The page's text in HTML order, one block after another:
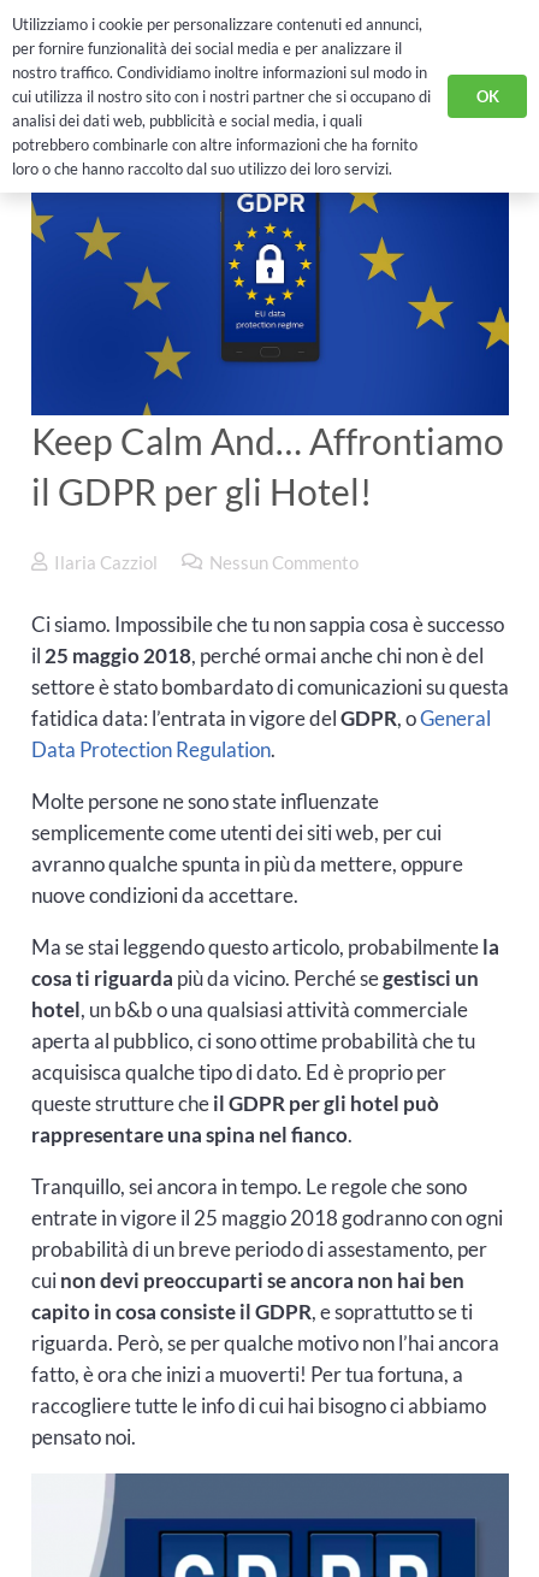
RICHIEDI DEMO
Keep Calm And… Affrontiamo
il GDPR per gli Hotel!
Ilaria Cazziol Nessun Commento
Ci siamo. Impossibile che tu non sappia cosa è successo
il 25 maggio 2018, perché ormai anche chi non è del
settore è stato bombardato di comunicazioni su questa
fatidica data: l’entrata in vigore delGDPR, oGeneral
Data Protection Regulation.
Molte persone ne sono state influenzate
semplicemente come utenti dei siti web, per cui
avranno qualche spunta in più da mettere, oppure
nuove condizioni da accettare.
Ma se stai leggendo questo articolo, probabilmentela
cosa ti riguarda più da vicino. Perché segestisci un
hotel, un b&b o una qualsiasi attività commerciale
aperta al pubblico, ci sono ottime probabilità che tu
acquisisca qualche tipo di dato. Ed è proprio per
queste strutture cheil GDPR per gli hotel può
rappresentare una spina nel fianco.
Tranquillo, sei ancora in tempo. Le regole che sono
entrate in vigore il 25 maggio 2018 godranno con ogni
probabilità di un breve periodo di assestamento, per
cuinon devi preoccuparti se ancora non hai ben
capito in cosa consiste il GDPR, e soprattutto se ti
riguarda. Però, se per qualche motivo non l’hai ancora
fatto, è ora che inizi a muoverti! Per tua fortuna, a
raccogliere tutte le info di cui hai bisogno ci abbiamo
pensato noi.
Utilizziamo i cookie per personalizzare contenuti ed annunci,
per fornire funzionalità dei social media e per analizzare il
nostro traffico. Condividiamo inoltre informazioni sul modo in
cui utilizza il nostro sito con i nostri partner che si occupano di
analisi dei dati web, pubblicità e social media, i quali
potrebbero combinarle con altre informazioni che ha fornito
loro o che hanno raccolto dal suo utilizzo dei loro servizi.
OK